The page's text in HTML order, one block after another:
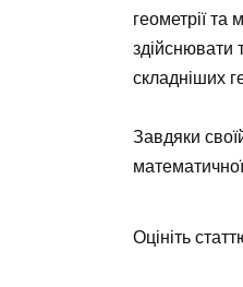
геометрії
здійснювати
складніших
Завдяки
Оцініть